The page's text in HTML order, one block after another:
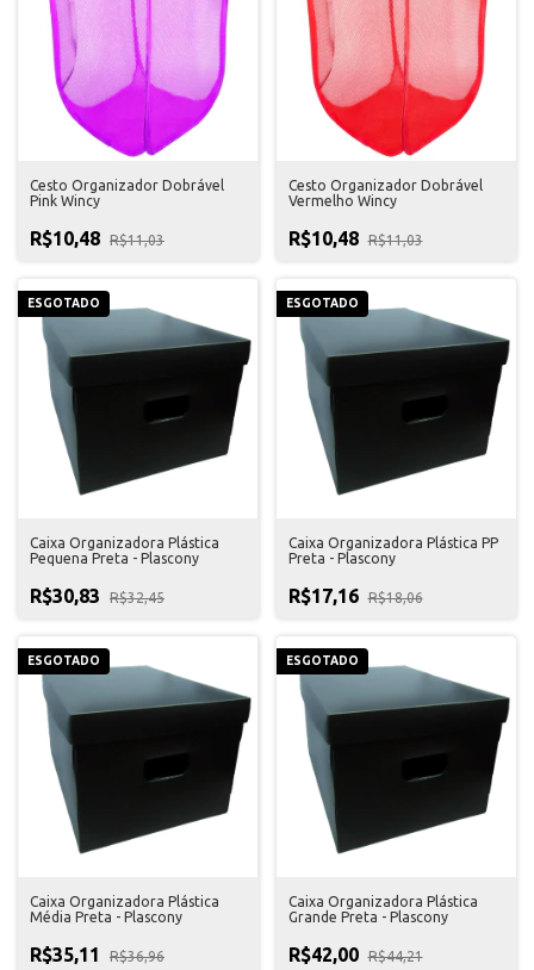
Cesto Organizador Dobrável
Pink Wincy
R$10,48 R$11,03
Cesto Organizador Dobrável
Vermelho Wincy
R$10,48 R$11,03
ESGOTADO
Caixa Organizadora Plástica
Pequena Preta - Plascony
R$30,83 R$32,45
ESGOTADO
Caixa Organizadora Plástica PP
Preta - Plascony
R$17,16 R$18,06
ESGOTADO
Caixa Organizadora Plástica
Média Preta - Plascony
R$35,11 R$36,96
ESGOTADO
Caixa Organizadora Plástica
Grande Preta - Plascony
R$42,00 R$44,21